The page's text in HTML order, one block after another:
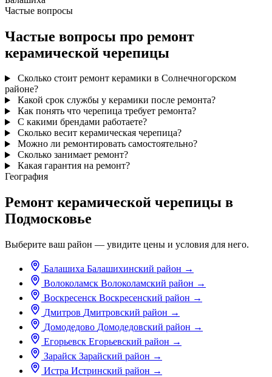
Частые вопросы
Частые вопросы про ремонт
керамической черепицы
Сколько стоит ремонт керамики в Солнечногорском
районе?
Какой срок службы у керамики после ремонта?
Как понять что черепица требует ремонта?
С какими брендами работаете?
Сколько весит керамическая черепица?
Можно ли ремонтировать самостоятельно?
Сколько занимает ремонт?
Какая гарантия на ремонт?
География
Ремонт керамической черепицы в
Подмосковье
Выберите ваш район — увидите цены и условия для него.
Балашиха Балашихинский район →
Волоколамск Волоколамский район →
Воскресенск Воскресенский район →
Дмитров Дмитровский район →
Домодедово Домодедовский район →
Егорьевск Егорьевский район →
Зарайск Зарайский район →
Истра Истринский район →